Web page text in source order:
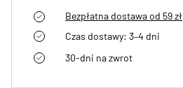
Bezpłatna dostawa od 59 zł
Czas dostawy: 3–4 dni
30-dni na zwrot